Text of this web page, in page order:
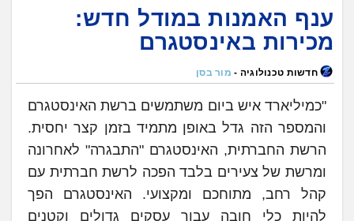
ענף האמנות במודל חדש:
מכירות באינסטגרם
חדשות טכנולוגיה - מור בסן
"כמיליארד איש ביום משתמשים ברשת האינסטגרם
והמספר הזה גדל באופן מתמיד בזמן קצר יחסית.
הרשת החברתית, האינסטגרם "התבגרה" לאחרונה
ומרשת של צעירים בלבד הפכה לרשת חברתית עם
קהל רחב, מתוחכם ומקצועי. האינסטגרם הפך
להיות כלי חובה עבור עסקים גדולים וקטנים